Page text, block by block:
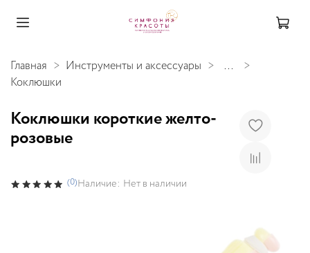
Главная Инструменты и аксессуары
...
Коклюшки
Коклюшки короткие желто-
розовые
(0)Наличие: Нет в наличии